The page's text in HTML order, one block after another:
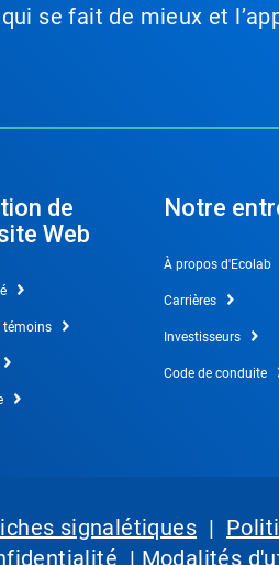
se fait de mieux et
de
Web
témoins
Notre
À propos d'Ecolab
Carrières
Investisseurs
Code de conduite
signalétiques |
| Modalités